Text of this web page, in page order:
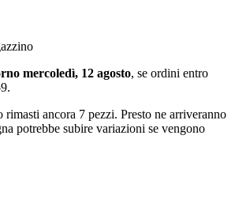
mercoledì, 12 agosto, se ordini entro
.
ancora 7 pezzi. Presto ne arriveranno
potrebbe subire variazioni se vengono